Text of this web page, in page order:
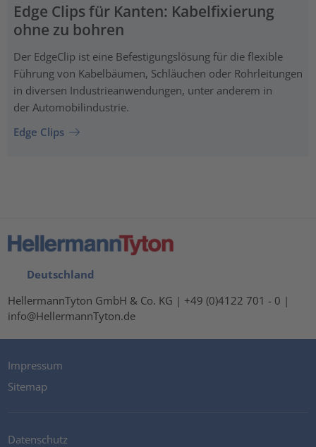
Edge Clips für Kanten: Kabelfixierung
ohne zu bohren
Der EdgeClip ist eine Befestigungslösung für die flexible
Führung von Kabelbäumen, Schläuchen oder Rohrleitungen
in diversen Industrieanwendungen, unter anderem in
der Automobilindustrie.
Edge Clips
Deutschland
HellermannTyton GmbH & Co. KG | +49 (0)4122 701 - 0 |
info@HellermannTyton.de
Impressum
Sitemap
Datenschutz